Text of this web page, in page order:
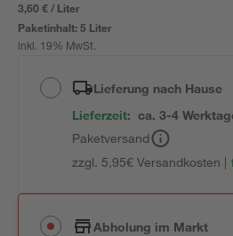
3,60 € / Liter
Paketinhalt:5 Liter
inkl. 19% MwSt.
Lieferung nach Hause
Lieferzeit: ca. 3-4
Paketversand
zzgl. 5,95€ Versandkosten |
Abholung im Markt